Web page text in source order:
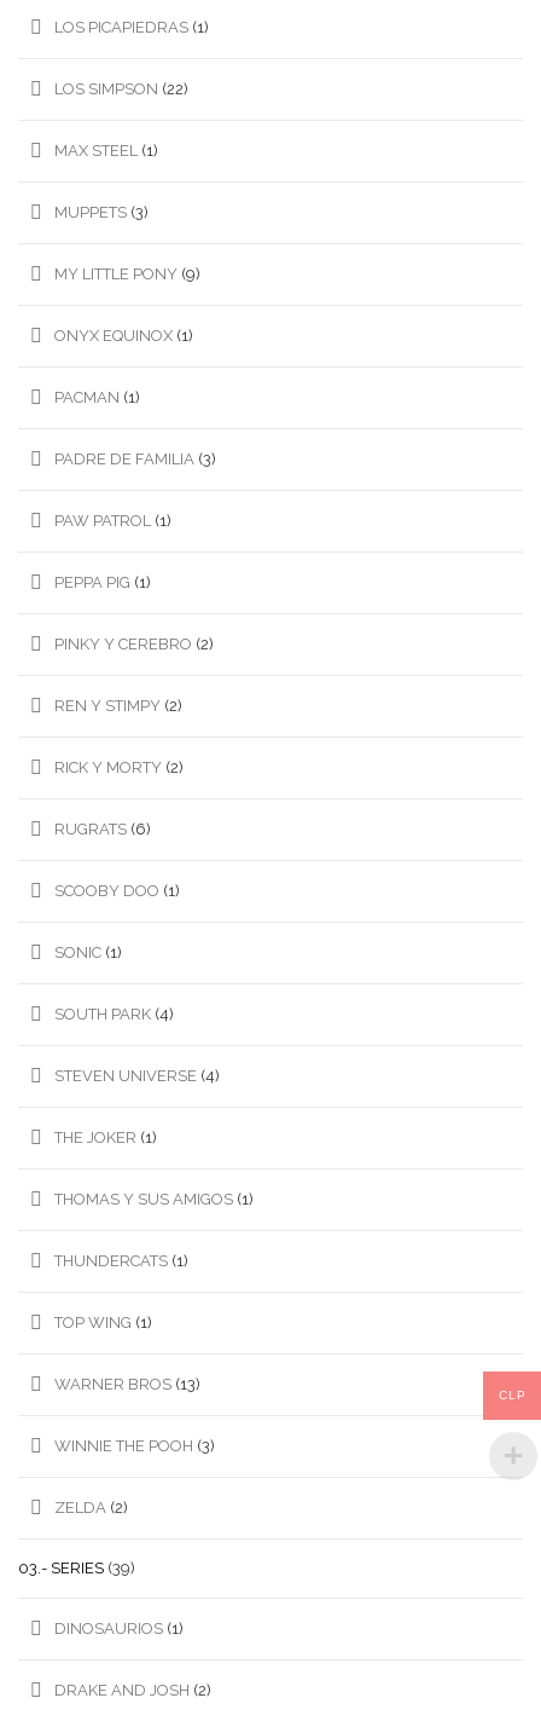
LOS PICAPIEDRAS (1)
LOS SIMPSON (22)
MAX STEEL (1)
MUPPETS (3)
MY LITTLE PONY (9)
ONYX EQUINOX (1)
PACMAN (1)
PADRE DE FAMILIA (3)
PAW PATROL (1)
PEPPA PIG (1)
PINKY Y CEREBRO (2)
REN Y STIMPY (2)
RICK Y MORTY (2)
RUGRATS (6)
SCOOBY DOO (1)
SONIC (1)
SOUTH PARK (4)
STEVEN UNIVERSE (4)
THE JOKER (1)
THOMAS Y SUS AMIGOS (1)
THUNDERCATS (1)
TOP WING (1)
WARNER BROS (13)
WINNIE THE POOH (3)
ZELDA (2)
03.- SERIES (39)
DINOSAURIOS (1)
DRAKE AND JOSH (2)
CLP